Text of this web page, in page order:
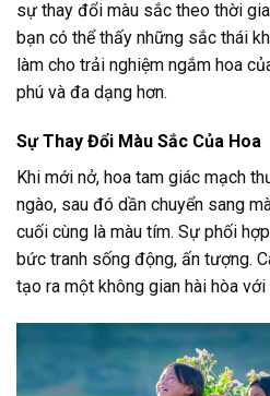
sự thay đổi màu sắc theo thời
bạn có thể thấy những sắc thái
làm cho trải nghiệm ngắm hoa
phú và đa dạng hơn.
Sự Thay Đổi Màu Sắc Của Hoa
Khi mới nở, hoa tam giác mạch
ngào, sau đó dần chuyển sang
cuối cùng là màu tím. Sự phối
bức tranh sống động, ấn tượng.
tạo ra một không gian hài hòa với